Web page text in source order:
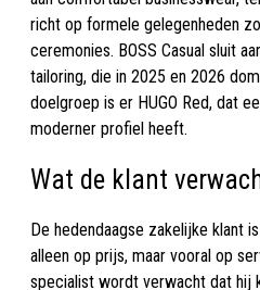
richt op formele gelegenheden
ceremonies. BOSS Casual sluit
tailoring, die in 2025 en 2026
doelgroep is er HUGO Red, dat
moderner profiel heeft.
Wat de klant
De hedendaagse zakelijke klant
alleen op prijs, maar vooral op
specialist wordt verwacht dat hij